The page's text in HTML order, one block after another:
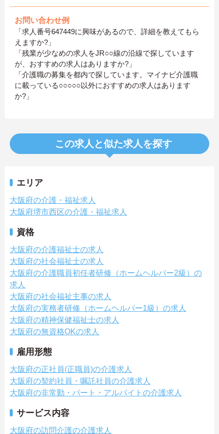
お問い合わせ例
「求人番号647449に興味があるので、詳細を教えてもら
えますか?」
「残業が少なめの求人をJR○○線の沿線で探しています
が、おすすめの求人はありますか?」
「介護職の募集を都内で探しています。マイナビ介護職
に載っている○○○○○以外におすすめの求人はあります
か?」
この求人と似た求人を探す
エリア
大阪府の介護・福祉求人
大阪府堺市西区の介護・福祉求人
資格
大阪府の介護福祉士の求人
大阪府の社会福祉士の求人
大阪府の介護職員初任者研修（ホームヘルパー2級）の
求人
大阪府の社会福祉主事の求人
大阪府の実務者研修（ホームヘルパー1級）の求人
大阪府の精神保健福祉士の求人
大阪府の無資格OKの求人
雇用形態
大阪府の正社員(正職員)の介護求人
大阪府の契約社員・嘱託社員の介護求人
大阪府の非常勤・パート・アルバイトの介護求人
サービス内容
大阪府の訪問介護の介護求人